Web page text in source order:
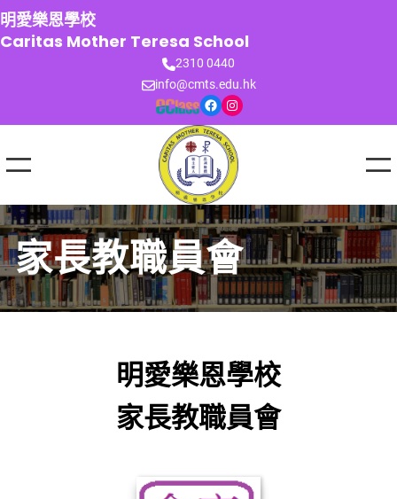
跳
至
主
明愛樂恩學校
Caritas Mother Teresa School
2310 0440
info@cmts.edu.hk
Facebook Instagram
家長教職員會
明愛樂恩學校
家長教職員會